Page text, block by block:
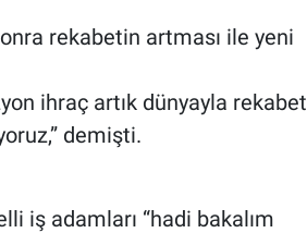
rekabetin artması ile yeni
ihraç artık dünyayla rekabet
demişti.
iş adamları “hadi bakalım